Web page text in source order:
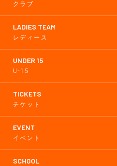
クラブ
LADIES TEAM
レディース
UNDER 15
U-15
TICKETS
チケット
EVENT
イベント
SCHOOL